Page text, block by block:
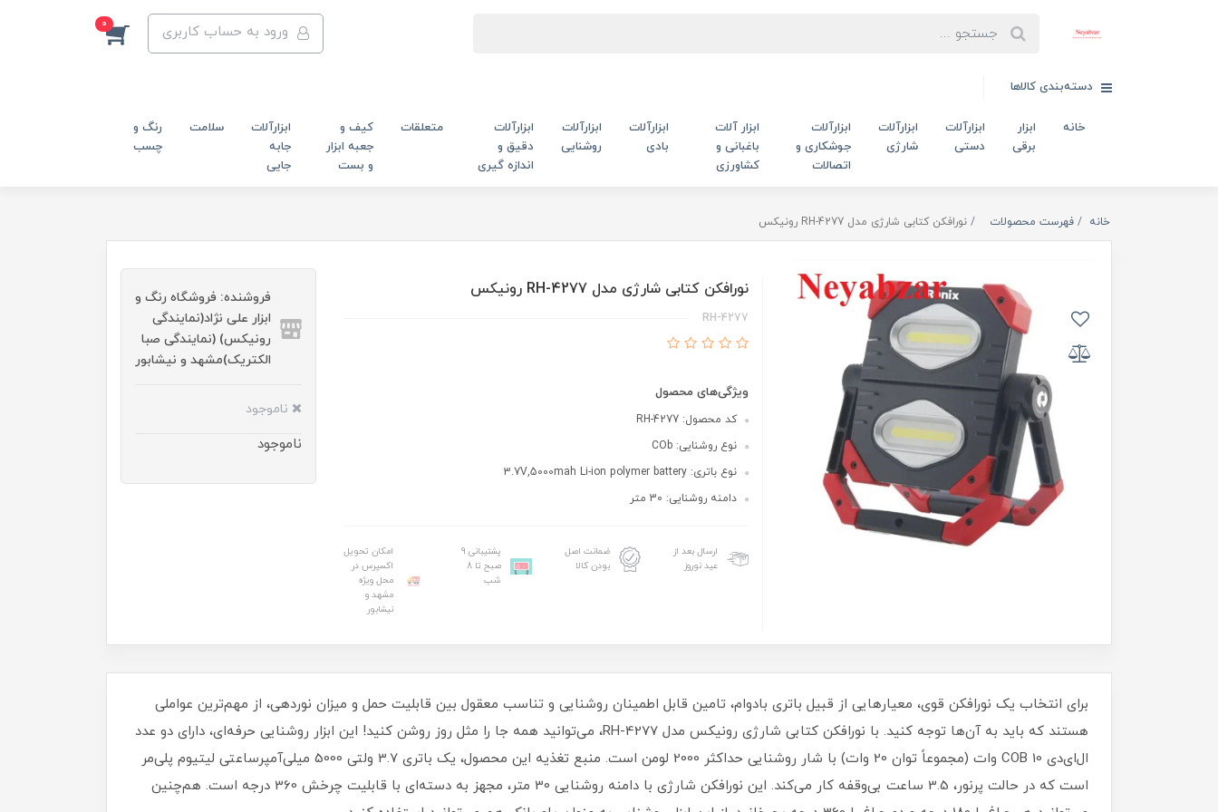
ورود به حساب کاربری 0
دسته‌بندی کالاها
خانه
ابزار
برقی
ابزارآلات
دستی
ابزارآلات
شارژی
ابزارآلات
جوشکاری و
اتصالات
ابزار آلات
باغبانی و
کشاورزی
ابزارآلات
بادی
ابزارآلات
روشنایی
ابزارآلات
دقیق و
اندازه گیری
متعلقات
کیف و
جعبه ابزار
و بست
ابزارآلات
جابه
جایی
سلامت
رنگ و
چسب
خانه فهرست محصولات نورافکن کتابی شارژی مدل RH-4277 رونیکس
نورافکن کتابی شارژی مدل RH-4277 رونیکس
RH-4277
ویژگی‌های محصول
کد محصول: RH-4277
نوع روشنایی: COb
نوع باتری: 3.7V,5000mah Li-ion polymer battery
دامنه روشنایی: 30 متر
ارسال بعد از
عید نوروز
ضمانت اصل
بودن کالا
پشتیبانی 9
صبح تا 8
شب
امکان تحویل
اکسپرس در
محل ویژه
مشهد و
نیشابور
فروشنده: فروشگاه رنگ و
ابزار علی نژاد(نمایندگی
رونیکس) (نمایندگی صبا
الکتریک)مشهد و نیشابور
ناموجود
ناموجود
برای انتخاب یک نورافکن قوی، معیارهایی از قبیل باتری بادوام، تامین قابل اطمینان روشنایی و تناسب معقول بین قابلیت حمل و میزان نوردهی، از مهم‌ترین عواملی
هستند که باید به آن‌ها توجه کنید. با نورافکن کتابی شارژی رونیکس مدل RH-4277، می‌توانید همه جا را مثل روز روشن کنید! این ابزار روشنایی حرفه‌ای، دارای دو عدد
ال‌ای‌دی COB 10 وات (مجموعاً توان 20 وات) با شار روشنایی حداکثر 2000 لومن است. منبع تغذیه‌ این محصول، یک باتری 3.7 ولتی 5000 میلی‌آمپرساعتی لیتیوم پلی‌مر
است که در حالت پرنور، 3.5 ساعت بی‌وقفه کار می‌کند. این نورافکن شارژی با دامنه روشنایی 30 متر، مجهز به دسته‌ای با قابلیت چرخش 360 درجه است. هم‌چنین